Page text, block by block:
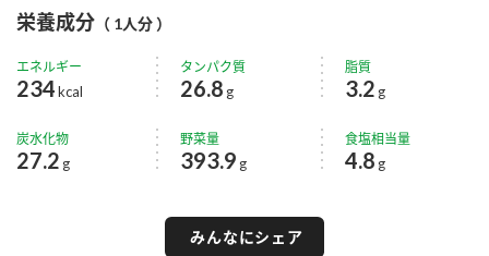
栄養成分 （ 1人分 ）
エネルギー
234kcal
タンパク質
26.8 g
脂質
3.2 g
炭水化物
27.2 g
野菜量
393.9 g
食塩相当量
4.8 g